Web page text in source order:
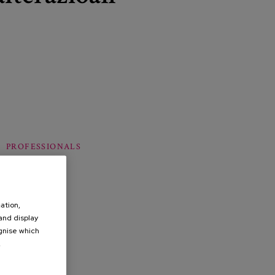
PROFESSIONALS
display
which